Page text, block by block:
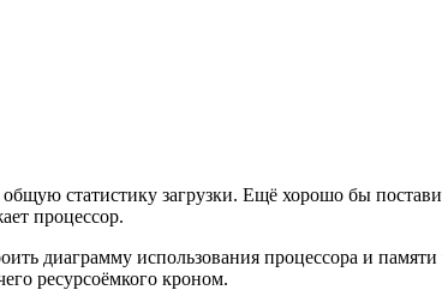
статистику загрузки. Ещё хорошо бы
процессор.
диаграмму использования процессора и
ресурсоёмкого кроном.